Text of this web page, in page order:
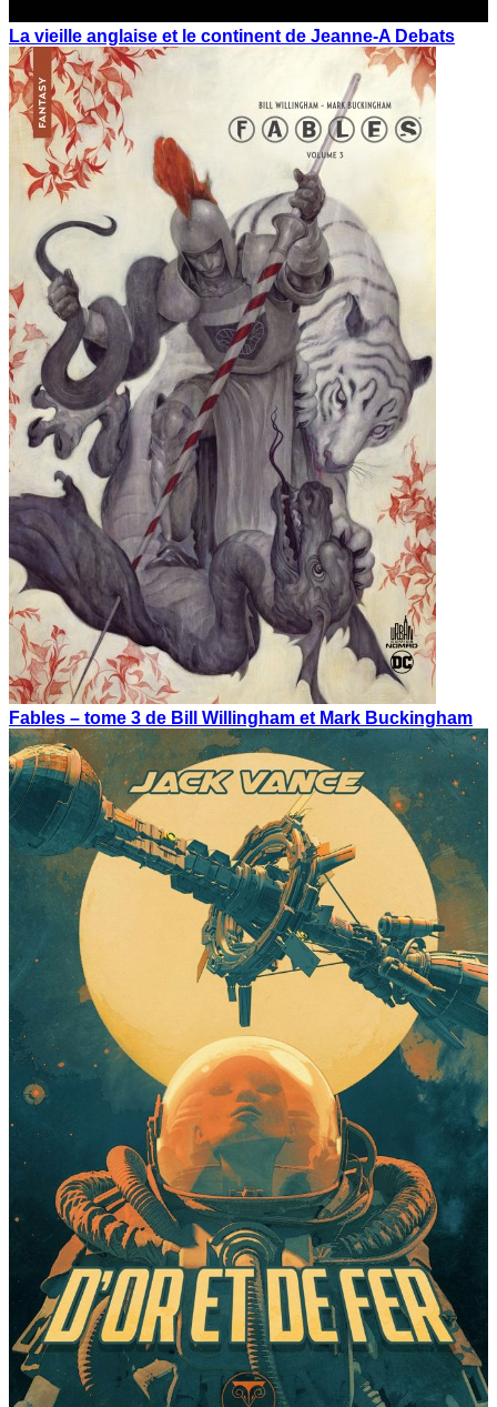
La vieille anglaise et le continent de Jeanne-A Debats
Fables – tome 3 de Bill Willingham et Mark Buckingham